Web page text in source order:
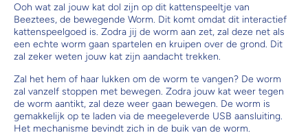
Ooh wat zal jouw kat dol zijn op dit kattenspeeltje van
Beeztees, de bewegende Worm. Dit komt omdat dit interactief
kattenspeelgoed is. Zodra jij de worm aan zet, zal deze net als
een echte worm gaan spartelen en kruipen over de grond. Dit
zal zeker weten jouw kat zijn aandacht trekken.
Zal het hem of haar lukken om de worm te vangen? De worm
zal vanzelf stoppen met bewegen. Zodra jouw kat weer tegen
de worm aantikt, zal deze weer gaan bewegen. De worm is
gemakkelijk op te laden via de meegeleverde USB aansluiting.
Het mechanisme bevindt zich in de buik van de worm.